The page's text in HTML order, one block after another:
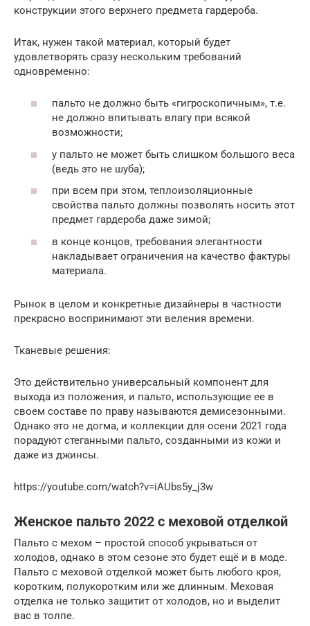
конструкции этого верхнего предмета гардероба.
Итак, нужен такой материал, который будет
удовлетворять сразу нескольким требований
одновременно:
пальто не должно быть «гигроскопичным», т.е.
не должно впитывать влагу при всякой
возможности;
у пальто не может быть слишком большого веса
(ведь это не шуба);
при всем при этом, теплоизоляционные
свойства пальто должны позволять носить этот
предмет гардероба даже зимой;
в конце концов, требования элегантности
накладывает ограничения на качество фактуры
материала.
Рынок в целом и конкретные дизайнеры в частности
прекрасно воспринимают эти веления времени.
Тканевые решения:
Это действительно универсальный компонент для
выхода из положения, и пальто, использующие ее в
своем составе по праву называются демисезонными.
Однако это не догма, и коллекции для осени 2021 года
порадуют стеганными пальто, созданными из кожи и
даже из джинсы.
https://youtube.com/watch?v=iAUbs5y_j3w
Женское пальто 2022 с меховой отделкой
Пальто с мехом – простой способ укрываться от
холодов, однако в этом сезоне это будет ещё и в моде.
Пальто с меховой отделкой может быть любого кроя,
коротким, полукоротким или же длинным. Меховая
отделка не только защитит от холодов, но и выделит
вас в толпе.